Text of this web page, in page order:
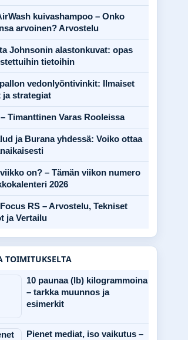
kuivashampoo – Onko
arvoinen? Arvostelu
Johnsonin alastonkuvat: opas
tietoihin
vedonlyöntivinkit: Ilmaiset
ja strategiat
Timanttinen Varas Rooleissa
ja Burana yhdessä: Voiko ottaa
on? – Tämän viikon numero
2026
RS – Arvostelu, Tekniset
ja Vertailu
TOIMITUKSELTA
10 paunaa (lb) kilogrammoina
– tarkka muunnos ja
esimerkit
Pienet mediat, iso vaikutus –